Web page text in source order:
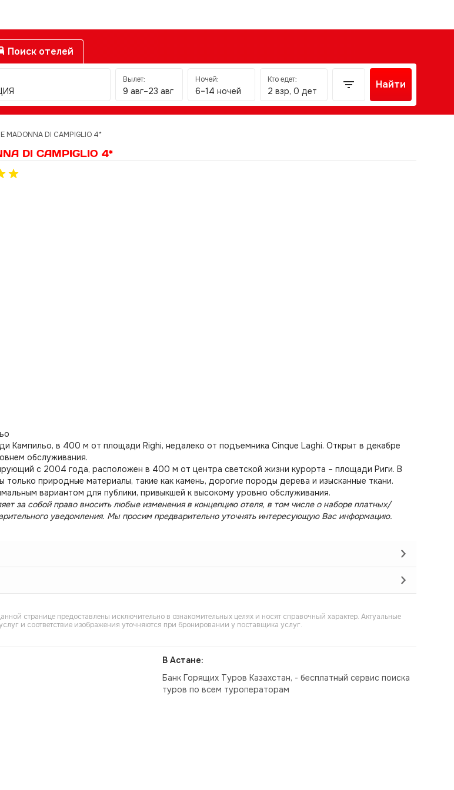
Поиск отелей
Вылет:
9 авг–23 авг
Ночей:
6–14 ночей
Кто едет:
2 взр, 0 дет
Найти
MADONNA DI CAMPIGLIO 4*
DI CAMPIGLIO 4*
Кампильо, в 400 м от площади Righi, недалеко от подъемника Cinque Laghi. Открыт в декабре
обслуживания.
с 2004 года, расположен в 400 м от центра светской жизни курорта – площади Риги. В
только природные материалы, такие как камень, дорогие породы дерева и изысканные ткани.
вариантом для публики, привыкшей к высокому уровню обслуживания.
за собой право вносить любые изменения в концепцию отеля, в том числе о наборе платных/
уведомления. Мы просим предварительно уточнять интересующую Вас информацию.
странице предоставлены исключительно в ознакомительных целях и носят справочный характер. Актуальные
и соответствие изображения уточняются при бронировании у поставщика услуг.
В Астане:
Банк Горящих Туров Казахстан, - бесплатный сервис поиска
туров по всем туроператорам